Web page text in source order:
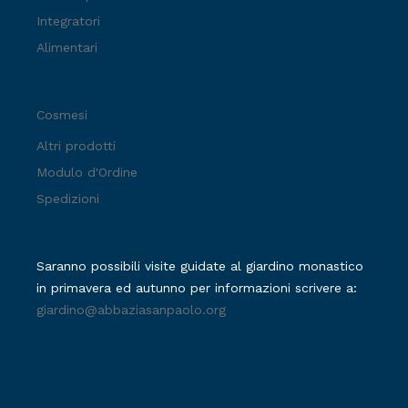
Integratori
Alimentari
Cosmesi
Altri prodotti
Modulo d'Ordine
Spedizioni
Saranno possibili visite guidate al giardino monastico
in primavera ed autunno per informazioni scrivere a:
giardino@abbaziasanpaolo.org